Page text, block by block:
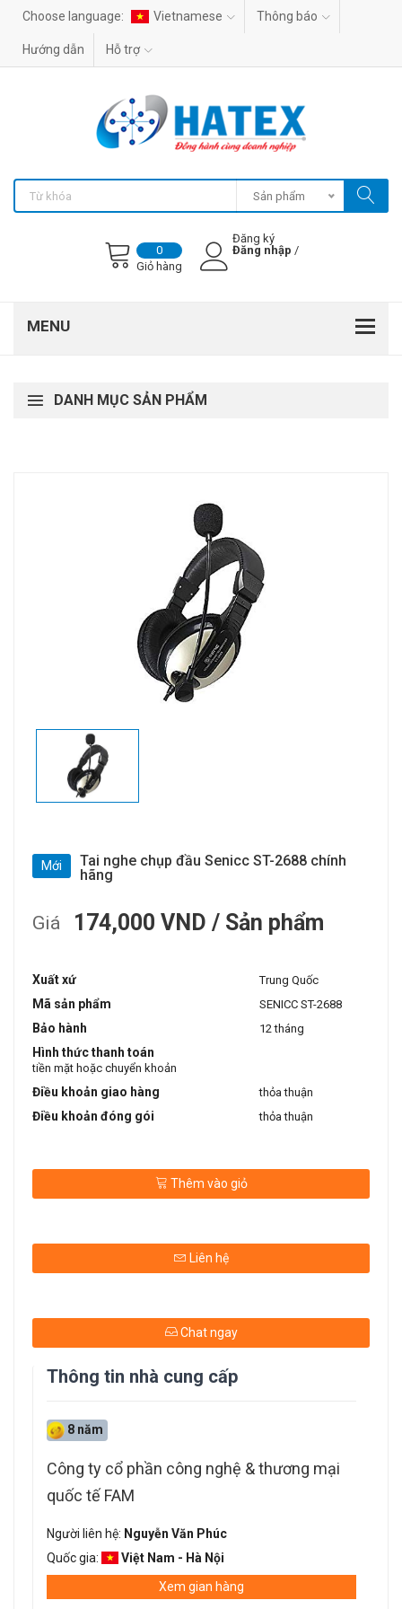
Choose language: Vietnamese Thông báo
Hướng dẫn Hỗ trợ
Sản phẩm
0
Giỏ hàng
Đăng ký
Đăng nhập /
DANH MỤC SẢN PHẨM
Mới
Tai nghe chụp đầu Senicc ST-2688 chính
hãng
Giá 174,000 VND / Sản phẩm
Xuất xứ Trung Quốc
Mã sản phẩm SENICC ST-2688
Bảo hành 12 tháng
Hình thức thanh toán
tiền mặt hoặc chuyển khoản
Điều khoản giao hàng thỏa thuận
Điều khoản đóng gói thỏa thuận
Thêm vào giỏ
Liên hệ
Chat ngay
Thông tin nhà cung cấp
8 năm
Công ty cổ phần công nghệ & thương mại
quốc tế FAM
Người liên hệ: Nguyễn Văn Phúc
Quốc gia:
Việt Nam - Hà Nội
Xem gian hàng